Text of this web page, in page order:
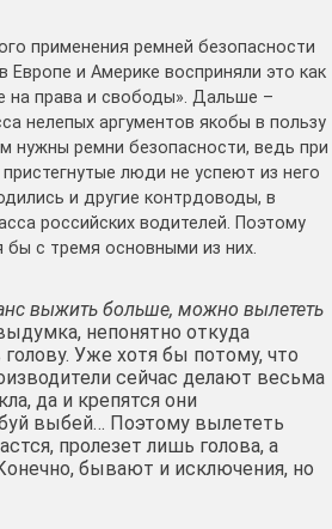
применения ремней безопасности
Европе и Америке восприняли это как
на права и свободы». Дальше –
нелепых аргументов якобы в пользу
нужны ремни безопасности, ведь при
люди не успеют из него
и другие контрдоводы, в
российских водителей. Поэтому
бы с тремя основными из них.
выжить больше, можно вылететь
непонятно откуда
Уже хотя бы потому, что
сейчас делают весьма
да и крепятся они
выбей… Поэтому вылететь
пролезет лишь голова, а
бывают и исключения, но